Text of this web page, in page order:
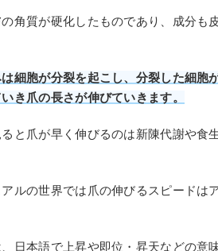
角質が硬化したものであり、成分も
細胞が分裂を起こし、分裂した細胞
き爪の長さが伸びていきます。
と爪が早く伸びるのは新陳代謝や食
ルの世界では爪の伸びるスピードは
日本語で上昇や即位・昇天などの意